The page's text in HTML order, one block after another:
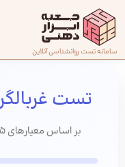
محتوا
سامانه تست روانشناسی آنلاین
صفحه
ما
تست
بر اساس معیارهای DSM-5 | ابزار آموزشی و غیرتشخیصی